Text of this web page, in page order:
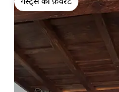
गेस्ट्स की फ़ेवरेट